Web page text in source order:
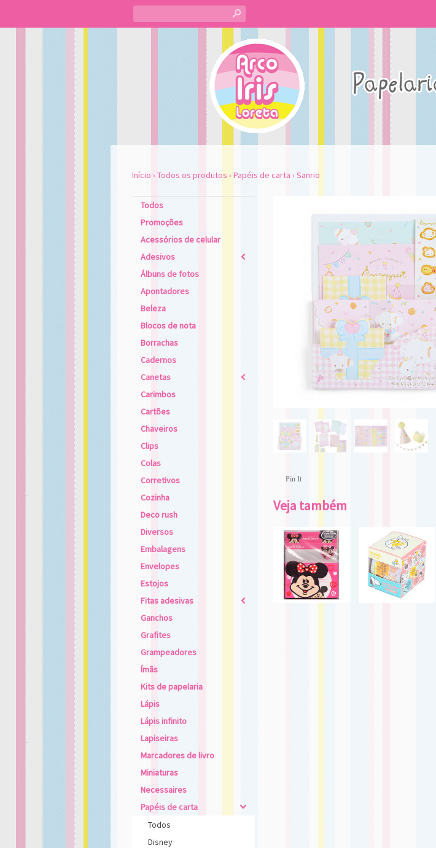
s
Início › Todos os produtos › Papéis de carta › Sanrio
Todos
Promoções
Acessórios de celular
Adesivos
2
Álbuns de fotos
Apontadores
Beleza
Blocos de nota
Borrachas
Cadernos
Canetas
2
Carimbos
Cartões
Chaveiros
Clips
Colas
Corretivos
Cozinha
Deco rush
Diversos
Embalagens
Envelopes
Estojos
Fitas adesivas
2
Ganchos
Grafites
Grampeadores
Ímãs
Kits de papelaria
Lápis
Lápis infinito
Lapiseiras
Marcadores de livro
Miniaturas
Necessaires
Papéis de carta
4
Todos
Disney
Pin It
Veja também